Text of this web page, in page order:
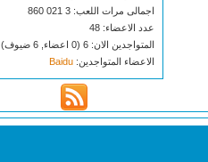
اجمالى مرات اللعب: 3 021 860
عدد الاعضاء: 48
المتواجدين الان: 6 (0 اعضاء, 6 ضيوف)
الاعضاء المتواجدين: Baidu